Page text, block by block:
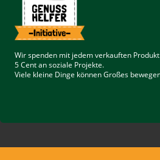
Wir spenden mit jedem verkauften Produkt
5 Centan soziale Projekte.
Viele kleine Dinge können Großes